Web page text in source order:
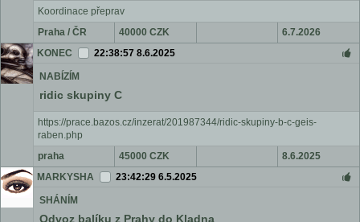
Koordinace přeprav
Praha / ČR
40000 CZK
6.7.2026
KONEC
22:38:57 8.6.2025
NABÍZÍM
ridic skupiny C
https://prace.bazos.cz/inzerat/201987344/ridic-skupiny-b-c-geis-
raben.php
praha
45000 CZK
8.6.2025
MARKYSHA
23:42:29 6.5.2025
SHÁNÍM
Odvoz balíku z Prahy do Kladna